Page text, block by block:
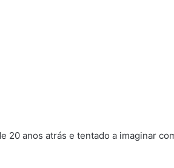
20 anos atrás e tentado a imaginar